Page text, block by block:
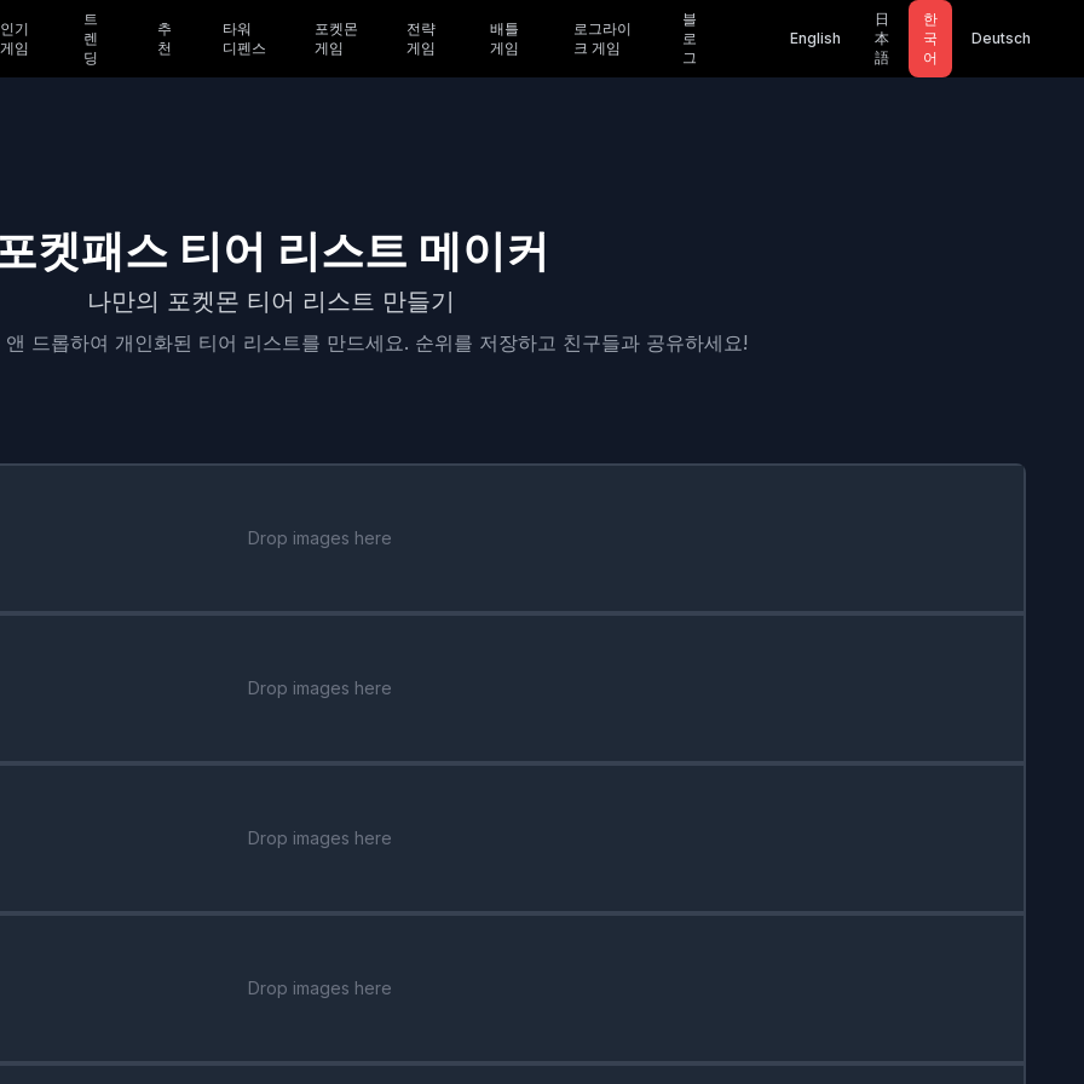
인기
게임
트
렌
딩
추
천
타워
디펜스
포켓몬
게임
전략
게임
배틀
게임
로그라이
크 게임
블
로
그
English
日
本
語
한
국
어
Deutsch
켓패스 티어 리스트 메이커
나만의 포켓몬 티어 리스트 만들기
드롭하여 개인화된 티어 리스트를 만드세요. 순위를 저장하고 친구들과 공유하세요!
Drop images here
Drop images here
Drop images here
Drop images here